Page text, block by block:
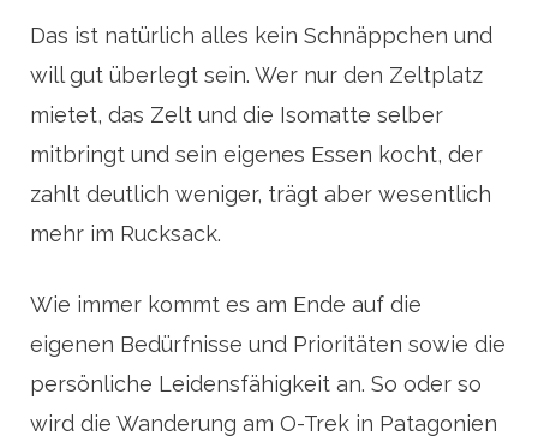
Das ist natürlich alles kein Schnäppchen und
will gut überlegt sein. Wer nur den Zeltplatz
mietet, das Zelt und die Isomatte selber
mitbringt und sein eigenes Essen kocht, der
zahlt deutlich weniger, trägt aber wesentlich
mehr im Rucksack.
Wie immer kommt es am Ende auf die
eigenen Bedürfnisse und Prioritäten sowie die
persönliche Leidensfähigkeit an. So oder so
wird die Wanderung am O-Trek in Patagonien